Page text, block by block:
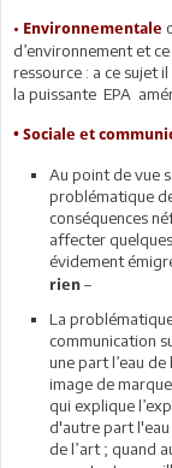
• Environnementale
d’environnement et
ressource : a ce sujet
la puissante EPA
• Sociale et
Au point de vue
problématique
conséquences
affecter
évidement
rien –
La
communication
une part l’eau
image de
qui explique
d'autre part l'eau
de l’art ; quand